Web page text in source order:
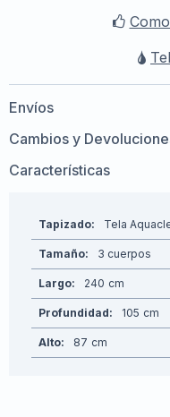
Envíos
Cambios y
Características
Tapizado Tela
Tamaño 3 cuerpos
Largo 240
Profundidad 105
Alto 87